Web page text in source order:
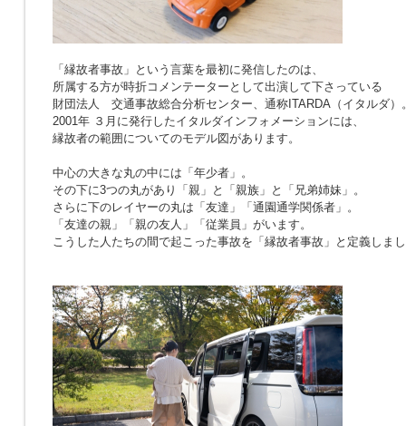
「縁故者事故」という言葉を最初に発信したのは、
所属する方が時折コメンテーターとして出演して下さっている
財団法人 交通事故総合分析センター、通称ITARDA（イタルダ）
2001年 ３月に発行したイタルダインフォメーションには、
縁故者の範囲についてのモデル図があります。
中心の大きな丸の中には「年少者」。
その下に3つの丸があり「親」と「親族」と「兄弟姉妹」。
さらに下のレイヤーの丸は「友達」「通園通学関係者」。
「友達の親」「親の友人」「従業員」がいます。
こうした人たちの間で起こった事故を「縁故者事故」と定義しま